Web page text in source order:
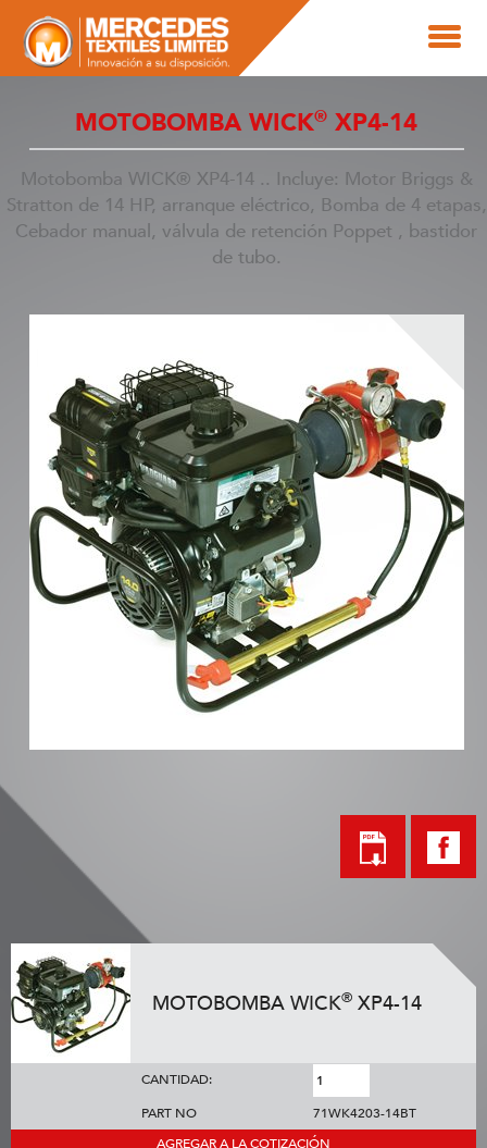
MOTOBOMBA WICK® XP4-14
Motobomba WICK® XP4-14 .. Incluye: Motor Briggs &
Stratton de 14 HP, arranque eléctrico, Bomba de 4 etapas,
Cebador manual, válvula de retención Poppet , bastidor
de tubo.
MOTOBOMBA WICK® XP4-14
CANTIDAD:
PART NO
71WK4203-14BT
AGREGAR A LA COTIZACIÓN